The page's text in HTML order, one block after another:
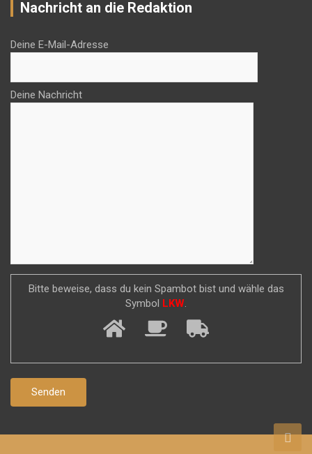
Nachricht an die Redaktion
Deine E-Mail-Adresse
Deine Nachricht
Bitte beweise, dass du kein Spambot bist und wähle das
Symbol LKW.